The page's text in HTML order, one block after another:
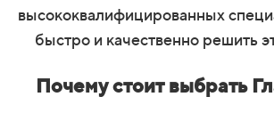
высококвалифицированных
быстро и качественно решить
Почему стоит выбрать